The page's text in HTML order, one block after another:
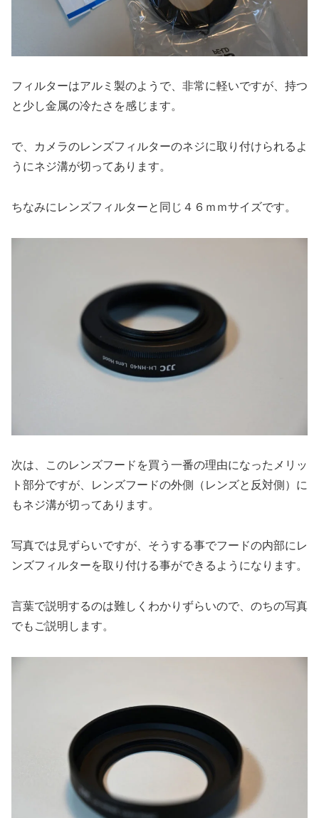
フィルターはアルミ製のようで、非常に軽いですが、持つ
と少し金属の冷たさを感じます。
で、カメラのレンズフィルターのネジに取り付けられるよ
うにネジ溝が切ってあります。
ちなみにレンズフィルターと同じ４６ｍｍサイズです。
次は、このレンズフードを買う一番の理由になったメリッ
ト部分ですが、レンズフードの外側（レンズと反対側）に
もネジ溝が切ってあります。
写真では見ずらいですが、そうする事でフードの内部にレ
ンズフィルターを取り付ける事ができるようになります。
言葉で説明するのは難しくわかりずらいので、のちの写真
でもご説明します。